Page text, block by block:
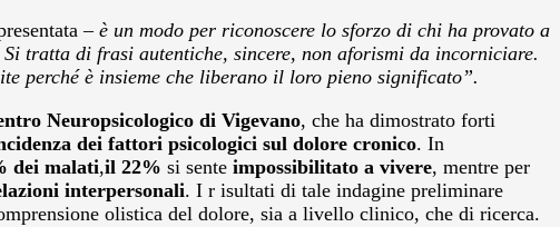
– è un modo per riconoscere lo sforzo di chi ha provato a
tratta di frasi autentiche, sincere, non aforismi da incorniciare.
perché è insieme che liberano il loro pieno significato”.
Neuropsicologico di Vigevano, che ha dimostrato forti
dei fattori psicologici sul dolore cronico. In
dei malati,il 22% si sente impossibilitato a vivere, mentre per
interpersonali. I r isultati di tale indagine preliminare
olistica del dolore, sia a livello clinico, che di ricerca.